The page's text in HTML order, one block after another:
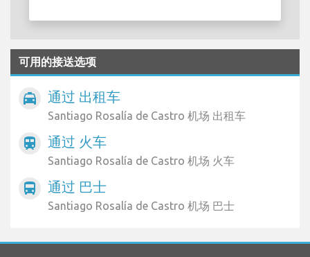
可用的接送选项
local_taxi 通过 出租车
Santiago Rosalía de Castro 机场 出租车
train 通过 火车
Santiago Rosalía de Castro 机场 火车
directions_bus 通过 巴士
Santiago Rosalía de Castro 机场 巴士